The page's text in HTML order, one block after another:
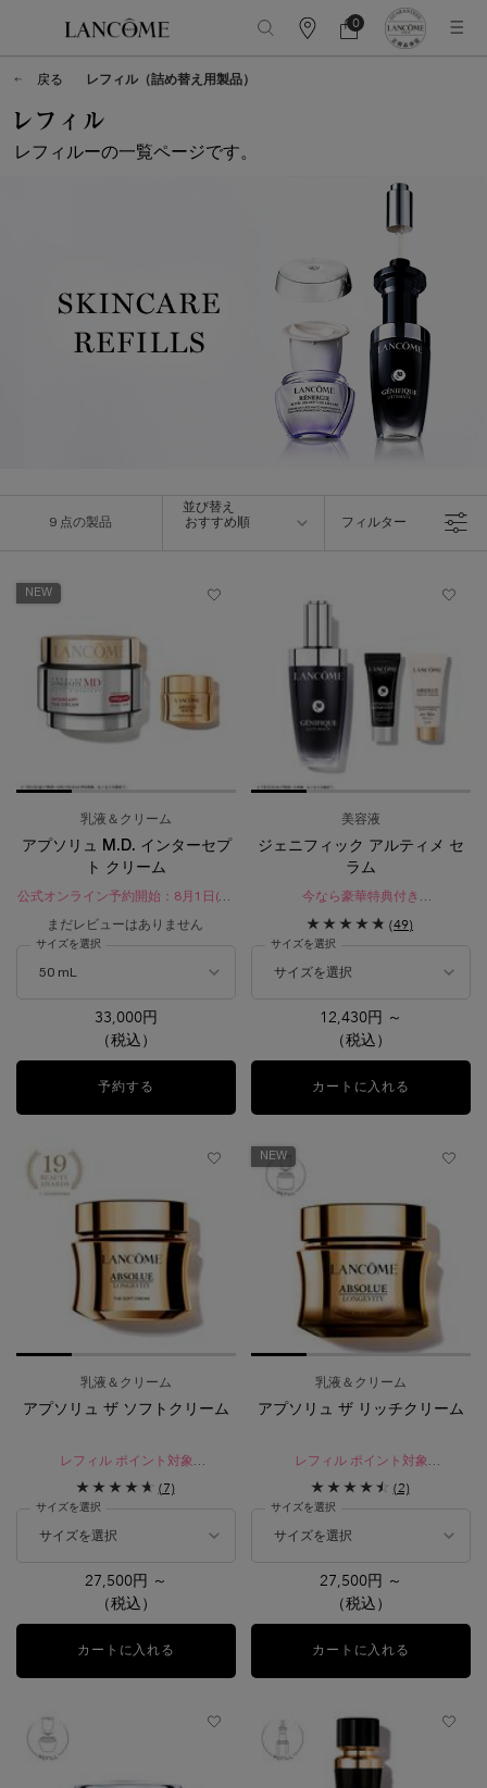
カ
カ
ー
0
0 カート内の製品
戻る
レフィル（詰め替え用製品）
レフィル
レフィルーの一覧ページです。
9 点の製品
並び替え
おすすめ順
並び替え
フィルター
フィルターメニュー
NEW
乳液＆クリーム
アプソリュ M.D. インターセプ
ト クリーム
公式オンライン予約開始：8月1日(土)
(金)
年齢なんて、ただの数字だ。​​
まだレビューはありません
サイズを選択
33,000円
（税込）
予約する アプソリュ M.D. インターセプト クリーム
美容液
ジェニフィック アルティメ セ
ラム
今なら豪華特典付き​
瞬間*¹。絶え間ないダメージ*²を立て
ハリを感じる肌へ。
(49)
サイズを選択
12,430円 ～
（税込）
カートに入れる
乳液＆クリーム
アプソリュ ザ ソフトクリーム
レフィル ポイント対象
フトクリーム(7)
サイズを選択
27,500円 ～
（税込）
カートに入れる アプソリュ ザ ソフトクリーム
NEW
乳液＆クリーム
アプソリュ ザ リッチクリーム
レフィル ポイント対象
ム。
(2)
サイズを選択
27,500円 ～
（税込）
カートに入れる